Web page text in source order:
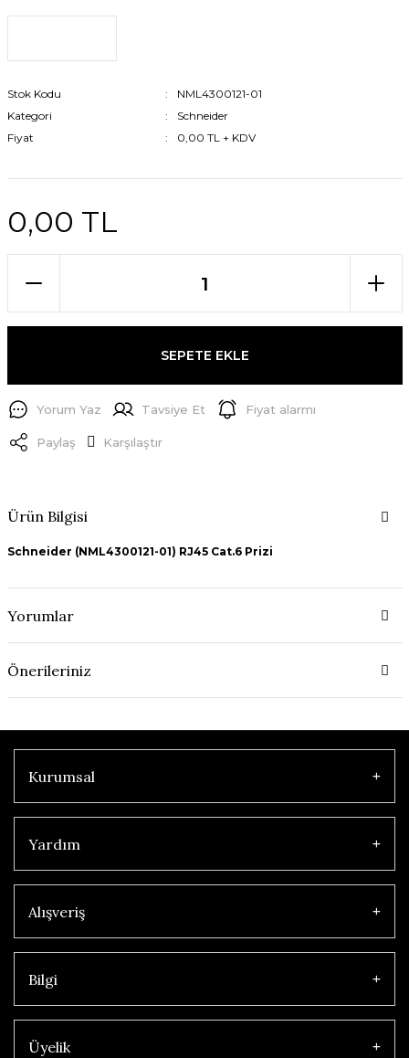
Stok Kodu
NML4300121-01
Kategori
Schneider
Fiyat
0,00 TL + KDV
0,00 TL
SEPETE EKLE
Yorum Yaz Tavsiye Et Fiyat alarmı
Paylaş Karşılaştır
Ürün Bilgisi
Schneider (NML4300121-01) RJ45 Cat.6 Prizi
Yorumlar
Önerileriniz
Kurumsal
Yardım
Alışveriş
Bilgi
Üyelik